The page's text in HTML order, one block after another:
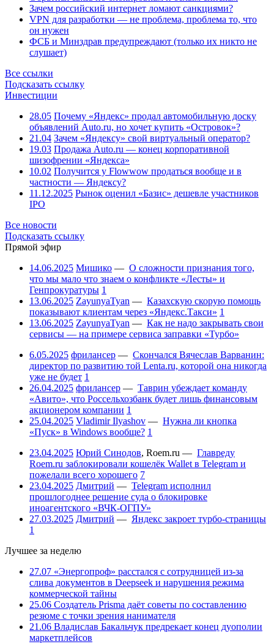
Зачем российский интернет ломают санкциями?
VPN для разработки — не проблема, проблема то, что
он нужен
ФСБ и Минздрав предупреждают (только их никто не
слушает)
Все ссылки
Подсказать ссылку
Инвестиции
28.05 Почему «Яндекс» продал автомобильную доску
объявлений Auto.ru, но хочет купить «Островок»?
21.04 Зачем «Яндексу» свой виртуальный оператор?
19.03 Продажа Auto.ru — конец корпоративной
шизофрении «Яндекса»
10.02 Получится у Flowwow продаться вообще и в
частности — Яндексу?
11.12.2025 Рынок оценил «Базис» дешевле участников
IPO
Все новости
Подсказать ссылку
Прямой эфир
14.06.2025 Мишико — О сложности признания того,
что мы мало что знаем о конфликте «Лесты» и
Генпрокуратуры 1
13.06.2025 ZayunyaTyan — Казахскую скорую помощь
показывают клиентам через «Яндекс.Такси» 1
13.06.2025 ZayunyaTyan — Как не надо закрывать свои
сервисы — на примере сервиса заправки «Турбо»
6.05.2025 фрилансер — Скончался Вячеслав Варванин:
директор по развитию той Lenta.ru, которой она никогда
уже не будет 1
26.04.2025 фрилансер — Таврин убеждает команду
«Авито», что Россельхозбанк будет лишь финансовым
акционером компании 1
25.04.2025 Vladimir Ilyashov — Нужна ли кнопка
«Пуск» в Windows вообще? 1
23.04.2025 Юрий Синодов, Roem.ru — Главреду
Roem.ru заблокировали кошелёк Wallet в Telegram и
пожелали всего хорошего 7
23.04.2025 Дмитрий — Telegram исполнил
прошлогоднее решение суда о блокировке
иноагентского «ВЧК-ОГПУ»
27.03.2025 Дмитрий — Яндекс закроет турбо-страницы
1
Лучшее за неделю
27.07 «Энергопроф» расстался с сотрудницей из-за
слива документов в Deepseek и нарушения режима
коммерческой тайны
25.06 Создатель Prisma даёт советы по составлению
резюме с точки зрения нанимателя
21.06 Владислав Бакальчук предрекает конец дуополии
маркетплейсов